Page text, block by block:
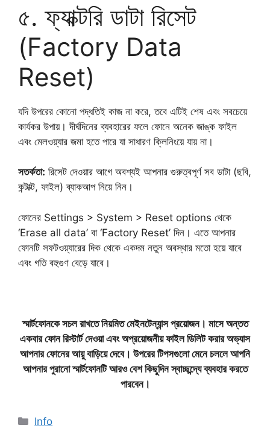
​৫. ফ্যাক্টরি ডাটা রিসেট
(Factory Data
Reset)
​যদি উপরের কোনো পদ্ধতিই কাজ না করে, তবে এটিই শেষ এবং সবচেয়ে
কার্যকর উপায়। দীর্ঘদিনের ব্যবহারের ফলে ফোনে অনেক জাঙ্ক ফাইল
এবং মেলওয়্যার জমা হতে পারে যা সাধারণ ক্লিনিংয়ে যায় না।
​সতর্কতা: রিসেট দেওয়ার আগে অবশ্যই আপনার গুরুত্বপূর্ণ সব ডাটা (ছবি,
কন্টাক্ট, ফাইল) ব্যাকআপ নিয়ে নিন।
​ফোনের Settings > System > Reset options থেকে
‘Erase all data’ বা ‘Factory Reset’ দিন। এতে আপনার
ফোনটি সফটওয়্যারের দিক থেকে একদম নতুন অবস্থার মতো হয়ে যাবে
এবং গতি বহুগুণ বেড়ে যাবে।
​স্মার্টফোনকে সচল রাখতে নিয়মিত মেইনটেন্যান্স প্রয়োজন। মাসে অন্তত
একবার ফোন রিস্টার্ট দেওয়া এবং অপ্রয়োজনীয় ফাইল ডিলিট করার অভ্যাস
আপনার ফোনের আয়ু বাড়িয়ে দেবে। উপরের টিপসগুলো মেনে চললে আপনি
আপনার পুরানো স্মার্টফোনটি আরও বেশ কিছুদিন স্বাচ্ছন্দ্যে ব্যবহার করতে
পারবেন।
Categories
Info